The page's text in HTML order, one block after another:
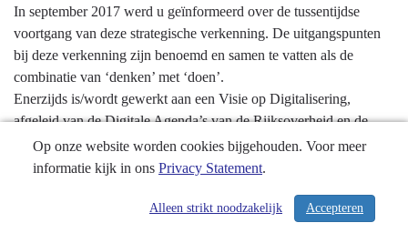
In september 2017 werd u geïnformeerd over de tussentijdse
voortgang van deze strategische verkenning. De uitgangspunten
bij deze verkenning zijn benoemd en samen te vatten als de
combinatie van ‘denken’ met ‘doen’.
Enerzijds is/wordt gewerkt aan een Visie op Digitalisering,
afgeleid van de Digitale Agenda’s van de Rijksoverheid en de
Europese Unie. Anderzijds is in 2017 ‘denken’ met ‘doen’
gecombineerd door te werken aan projecten die illustratief zijn
/ 400
Op onze website worden cookies bijgehouden. Voor meer
informatie kijk in ons Privacy Statement.
Accepteren
Alleen strikt noodzakelijk